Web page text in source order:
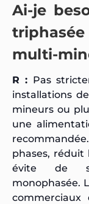
Ai-je
multi-
R : Pas
installations
mineurs ou
une
phases,
évite de
monophasée.
commerciaux